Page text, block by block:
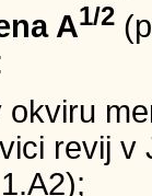
A1/2
revij